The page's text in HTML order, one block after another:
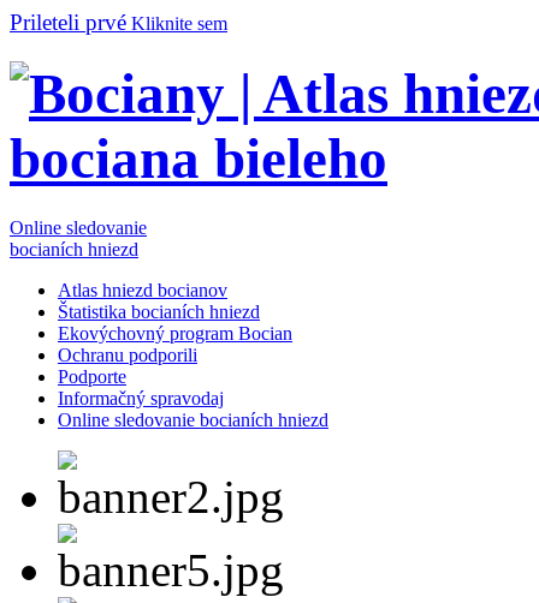
Prileteli prvé Kliknite sem
Online sledovanie
bocianích hniezd
Atlas hniezd bocianov
Štatistika bocianích hniezd
Ekovýchovný program Bocian
Ochranu podporili
Podporte
Informačný spravodaj
Online sledovanie bocianích hniezd